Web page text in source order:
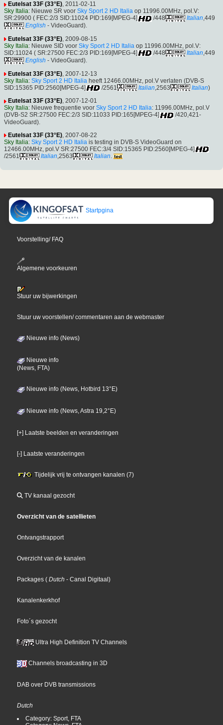
Eutelsat 33F (33°E), 2011-02-11
Sky Italia: Nieuwe SR voor Sky Sport 2 HD Italia op 11996.00MHz, pol.V:
SR:29900 ( FEC:2/3 SID:11024 PID:169[MPEG-4]
/448 Italian,449
English - VideoGuard).
Eutelsat 33F (33°E), 2009-08-15
Sky Italia: Nieuwe SID voor Sky Sport 2 HD Italia op 11996.00MHz, pol.V:
SID:11024 ( SR:27500 FEC:2/3 PID:169[MPEG-4]
/448 Italian,449
English - VideoGuard).
Eutelsat 33F (33°E) , 2007-12-13
Sky Italia: Sky Sport 2 HD Italia heeft 12466.00MHz, pol.V verlaten (DVB-S
SID:15365 PID:2560[MPEG-4]
/2561 Italian ,2563 Italian)
Eutelsat 33F (33°E), 2007-12-01
Sky Italia: Nieuwe frequentie voor Sky Sport 2 HD Italia: 11996.00MHz, pol.V
(DVB-S2 SR:27500 FEC:2/3 SID:11033 PID:165[MPEG-4]
/420,421-
VideoGuard).
Eutelsat 33F (33°E) , 2007-08-22
Sky Italia: Sky Sport 2 HD Italia is testing in DVB-S VideoGuard on
12466.00MHz, pol.V SR:27500 FEC:3/4 SID:15365 PID:2560[MPEG-4]
/2561
Italian,2563 Italian.
Startpgina
Voorstelling/ FAQ
Algemene voorkeuren
Stuur uw bijwerkingen
Stuur uw voorstellen/ commentaren aan de webmaster
Nieuwe info (News)
Nieuwe info
(News, FTA)
Nieuwe info (News, Hotbird 13°E)
Nieuwe info (News, Astra 19,2°E)
[+] Laatste beelden en veranderingen
[-] Laatste veranderingen
Tijdelijk vrij te ontvangen kanalen (7)
TV kanaal gezocht
Overzicht van de satellieten
Ontvangstrapport
Overzicht van de kanalen
Packages ( Dutch - Canal Digitaal)
Kanalenkerkhof
Foto´s gezocht
Ultra High Definition TV Channels
Channels broadcasting in 3D
DAB over DVB transmissions
Dutch
Category: Sport, FTA